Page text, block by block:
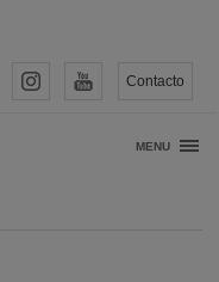
Contacto
MENU